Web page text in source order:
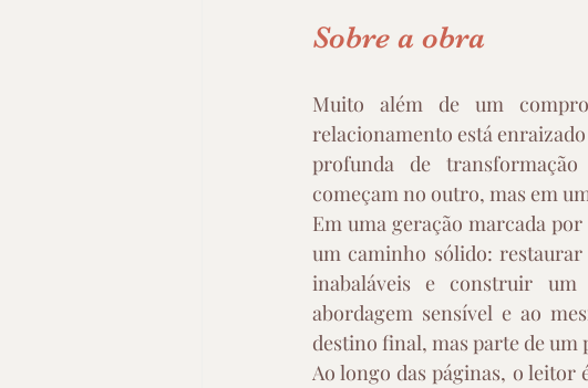
Sobre a obra
Muito além de um
relacionamento está
profunda de
começam no outro, mas em
Em uma geração marcada
um caminho sólido:
inabaláveis e construir um
abordagem sensível e ao
destino final, mas parte de
Ao longo das páginas, o leitor